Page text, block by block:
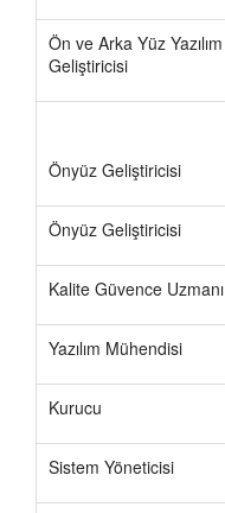
Ön ve Arka Yüz Yazılım
Geliştiricisi
Önyüz Geliştiricisi
Önyüz Geliştiricisi
Kalite Güvence Uzmanı
Yazılım Mühendisi
Kurucu
Sistem Yöneticisi